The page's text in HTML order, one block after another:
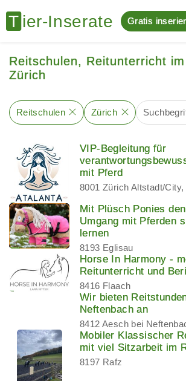
Gratis
Reitschulen, Reitunterricht
Zürich
Reitschulen Zürich
VIP-Begleitung für
mit Pferd
8001 Zürich Altstadt/
Mit Plüsch Ponies
Umgang mit Pferden
lernen
8193 Eglisau
Horse In Harmony -
Reitunterricht und
8416 Flaach
Wir bieten
Neftenbach an
8412 Aesch bei
Mobiler Klassischer
mit viel Sitzarbeit im
8197 Rafz